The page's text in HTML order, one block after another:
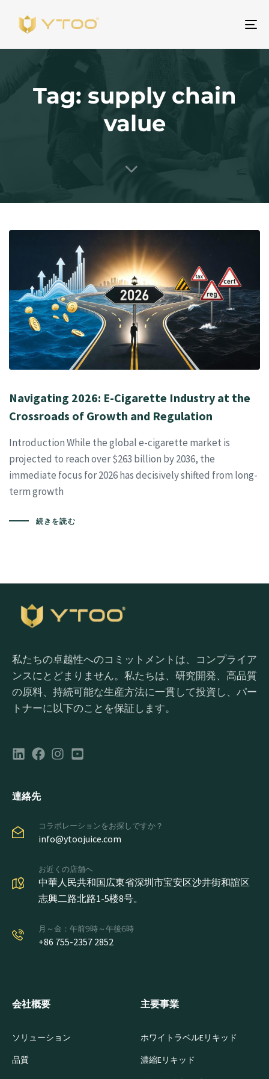
ト
グ
Tag: supply chain
value
Navigating 2026: E-Cigarette Industry at the
Crossroads of Growth and Regulation
Introduction While the global e-cigarette market is
projected to reach over $263 billion by 2036, the
immediate focus for 2026 has decisively shifted from long-
term growth
続きを読む
私たちの卓越性へのコミットメントは、コンプライア
ンスにとどまりません。私たちは、研究開発、高品質
の原料、持続可能な生産方法に一貫して投資し、パー
トナーに以下のことを保証します。
連絡先
コラボレーションをお探しですか？
info@ytoojuice.com
お近くの店舗へ
中華人民共和国広東省深圳市宝安区沙井街和誼区
志興二路北路1-5楼8号。
月～金：午前9時～午後6時
+86 755-2357 2852
会社概要
ソリューション
品質
主要事業
ホワイトラベルEリキッド
濃縮Eリキッド